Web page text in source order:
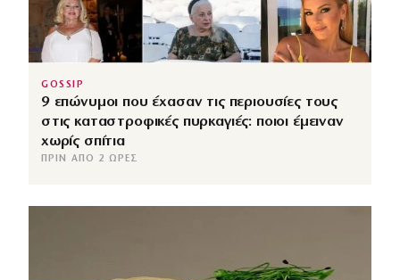
GOSSIP
9 επώνυμοι που έχασαν τις περιουσίες τους
στις καταστροφικές πυρκαγιές: ποιοι έμειναν
χωρίς σπίτια
ΠΡΙΝ ΑΠΌ 2 ΏΡΕΣ